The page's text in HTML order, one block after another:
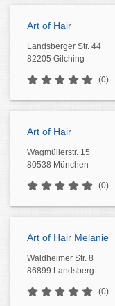
Art of Hair
Landsberger Str. 44
82205 Gilching
(0)
Art of Hair
Wagmüllerstr. 15
80538 München
(0)
Art of Hair Melanie
Waldheimer Str. 8
86899 Landsberg
(0)